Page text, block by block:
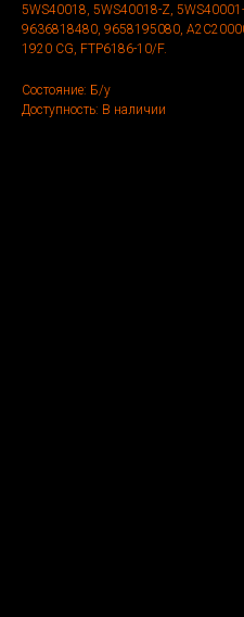
5WS40018, 5WS40018-Z,
9636818480, 9658195080,
1920 CG, FTP6186-10/F.
Состояние: Б/у
Доступность: В наличии